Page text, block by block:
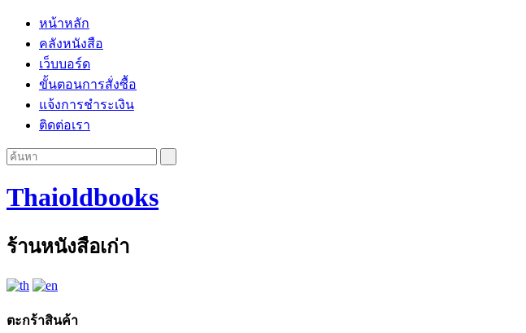
หน้าหลัก
คลังหนังสือ
เว็บบอร์ด
ขั้นตอนการสั่งซื้อ
แจ้งการชำระเงิน
ติดต่อเรา
Thaioldbooks
ร้านหนังสือเก่า
ตะกร้าสินค้า